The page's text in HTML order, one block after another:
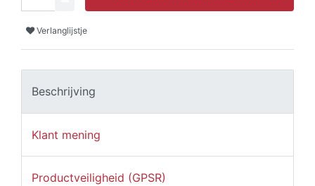
Verlanglijstje
Beschrijving
Klant mening
Productveiligheid (GPSR)